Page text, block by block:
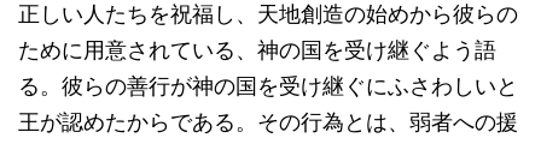
正しい人たちを祝福し、天地創造の始めから彼らの
ために用意されている、神の国を受け継ぐよう語
る。彼らの善行が神の国を受け継ぐにふさわしいと
王が認めたからである。その行為とは、弱者への援